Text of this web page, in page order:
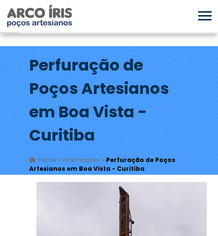
Perfuração de
Poços Artesianos
em Boa Vista -
Curitiba
Home» Informações » Perfuração de Poços
Artesianos em Boa Vista - Curitiba